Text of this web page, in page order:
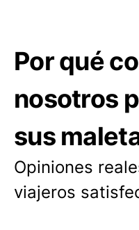
Por qué
nosotros
sus
Opiniones
viajeros